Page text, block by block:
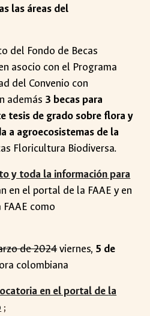
las áreas del
del Fondo de Becas
asocio con el Programa
del Convenio con
además 3 becas para
tesis de grado sobre flora y
a agroecosistemas de la
Floricultura Biodiversa.
y toda la información para
en el portal de la FAAE y en
como
de 2024viernes, 5 de
colombiana
en el portal de la
;